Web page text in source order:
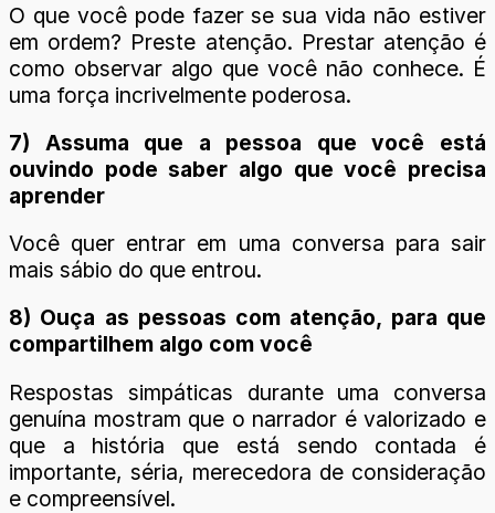
O que você pode fazer se sua vida não estiver
em ordem? Preste atenção. Prestar atenção é
como observar algo que você não conhece. É
uma força incrivelmente poderosa.
7) Assuma que a pessoa que você está
ouvindo pode saber algo que você precisa
aprender
Você quer entrar em uma conversa para sair
mais sábio do que entrou.
8) Ouça as pessoas com atenção, para que
compartilhem algo com você
Respostas simpáticas durante uma conversa
genuína mostram que o narrador é valorizado e
que a história que está sendo contada é
importante, séria, merecedora de consideração
e compreensível.